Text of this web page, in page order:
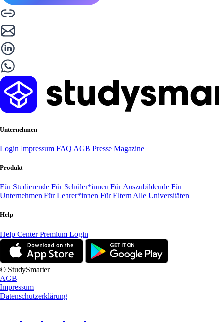
Unternehmen
Login Impressum FAQ AGB Presse Magazine
Produkt
Für Studierende Für Schüler*innen Für Auszubildende Für
Unternehmen Für Lehrer*innen Für Eltern Alle Universitäten
Help
Help CenterPremium Login
© StudySmarter
AGB
Impressum
Datenschutzerklärung